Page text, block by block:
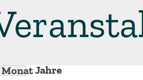
MonatJahre